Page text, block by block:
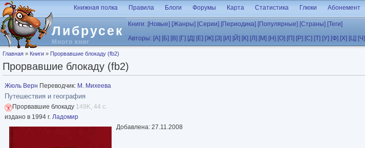
Перейти к основному содержанию
Либрусек
Много книг
Книжная полка Правила Блоги Форумы Карта Статистика Глюки Абонемент
Книги: [Новые] [Жанры] [Серии] [Периодика] [Популярные] [Страны] [Теги]
Авторы: [А] [Б] [В] [Г] [Д] [Е] [Ж] [З] [И] [Й] [К] [Л] [М] [Н] [О] [П] [Р] [С] [Т] [У] [Ф] [Х] [Ц] [Ч]
Вы здесь
Главная » Книги » Прорвавшие блокаду (fb2)
Прорвавшие блокаду (fb2)
Жюль Верн Переводчик: М. Михеева
Путешествия и география
Прорвавшие блокаду 149K, 44 с.
издано в 1994 г. Ладомир
Добавлена: 27.11.2008